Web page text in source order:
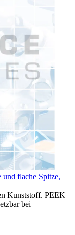
und flache Spitze,
Kunststoff. PEEK
bei